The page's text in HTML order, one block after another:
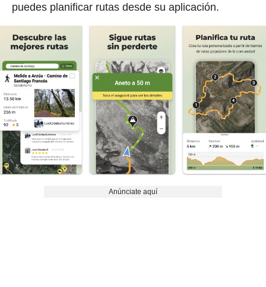
puedes planificar rutas desde su aplicación.
Anúnciate aquí